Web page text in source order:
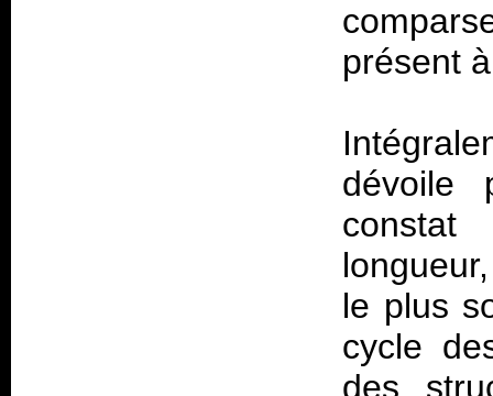
présent
dévoile
constat
le plus
cycle
des